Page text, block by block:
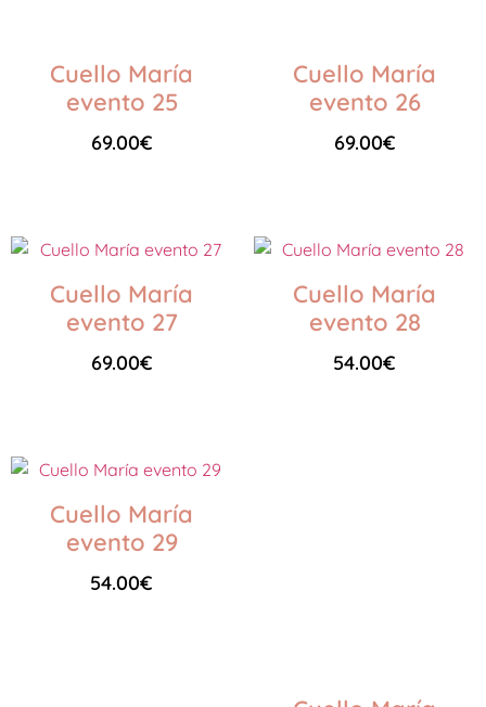
Cuello María
evento 25
69.00€
Cuello María
evento 26
69.00€
Cuello María
evento 27
69.00€
Cuello María
evento 28
54.00€
Cuello María
evento 29
54.00€